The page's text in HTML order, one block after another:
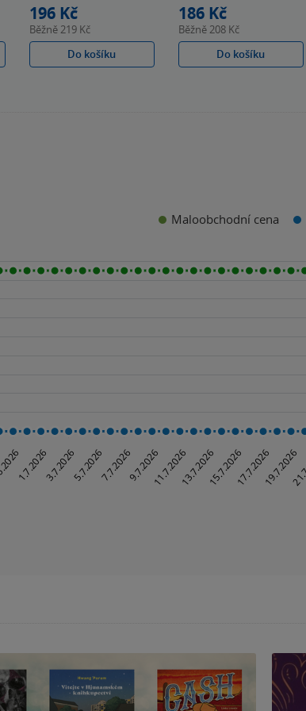
196 Kč
Běžně219 Kč
Do košíku
186 Kč
Běžně208 Kč
Do košíku
Maloobchodní cena